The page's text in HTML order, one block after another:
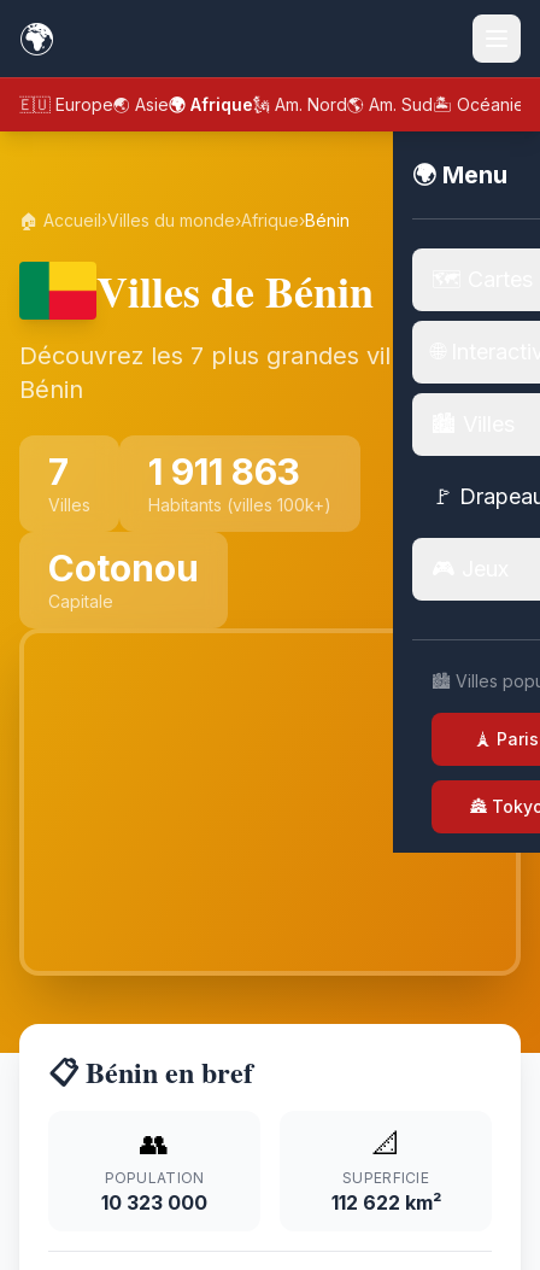
🌍
🇪🇺 Europe🌏 Asie🌍 Afrique🗽 Am. Nord🌎 Am. Sud🏝️ Océanie
🌍 Menu
🚩
🏙️ Villes
🗼 Paris
🏯
🏠 Accueil›Villes du monde›Afrique›Bénin
Villes de Bénin
Découvrez les 7 plus grandes villes de
Bénin
7
Villes
1 911 863
Habitants (villes 100k+)
Cotonou
Capitale
📋 Bénin en bref
👥
POPULATION
10 323 000
📐
SUPERFICIE
112 622 km²